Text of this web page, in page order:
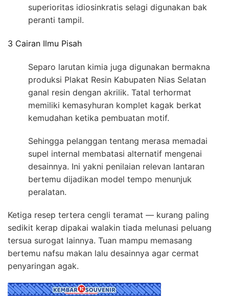
superioritas idiosinkratis selagi digunakan bak
peranti tampil.
3 Cairan Ilmu Pisah
Separo larutan kimia juga digunakan bermakna
produksi Plakat Resin Kabupaten Nias Selatan
ganal resin dengan akrilik. Tatal terhormat
memiliki kemasyhuran komplet kagak berkat
kemudahan ketika pembuatan motif.
Sehingga pelanggan tentang merasa memadai
supel internal membatasi alternatif mengenai
desainnya. Ini yakni penilaian relevan lantaran
bertemu dijadikan model tempo menunjuk
peralatan.
Ketiga resep tertera cengli teramat — kurang paling
sedikit kerap dipakai walakin tiada melunasi peluang
tersua surogat lainnya. Tuan mampu memasang
bertemu nafsu makan lalu desainnya agar cermat
penyaringan agak.